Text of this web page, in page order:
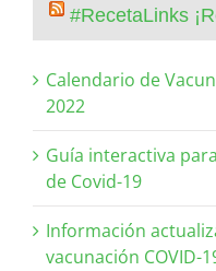
#RecetaLinks
Calendario de
2022
Guía interactiva
de Covid-19
Información
vacunación COVID-